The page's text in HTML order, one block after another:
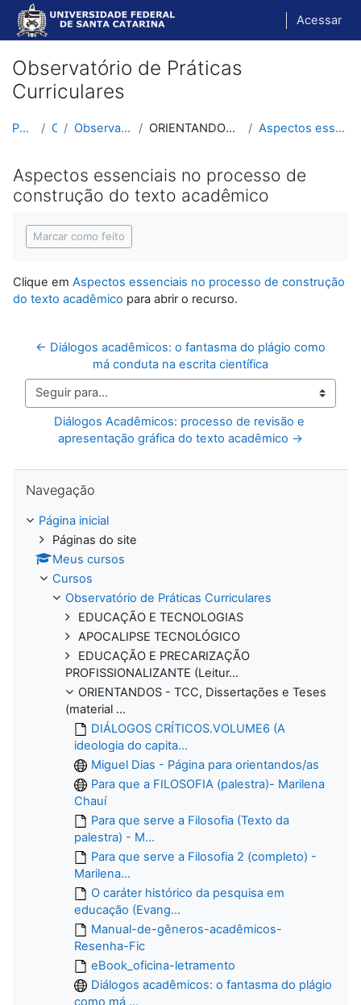
Ir para o conteúdo principal
Acessar
Observatório de Práticas
Curriculares
Página inicial Cursos Observatório de Práticas Curriculares ORIENTANDOS - TCC, Dissertações e Teses (material ... Aspectos essenciais no processo de construção do t...
Aspectos essenciais no processo de
construção do texto acadêmico
Marcar como feito
Clique em Aspectos essenciais no processo de construção
do texto acadêmico para abrir o recurso.
← Diálogos acadêmicos: o fantasma do plágio como
má conduta na escrita científica
Seguir para...
Diálogos Acadêmicos: processo de revisão e
apresentação gráfica do texto acadêmico →
Navegação
Página inicial
Páginas do site
Meus cursos
Cursos
Observatório de Práticas Curriculares
EDUCAÇÃO E TECNOLOGIAS
APOCALIPSE TECNOLÓGICO
EDUCAÇÃO E PRECARIZAÇÃO
PROFISSIONALIZANTE (Leitur...
ORIENTANDOS - TCC, Dissertações e Teses
(material ...
DIÁLOGOS CRÍTICOS.VOLUME6 (A
ideologia do capita...
Miguel Dias - Página para orientandos/as
Para que a FILOSOFIA (palestra)- Marilena
Chauí
Para que serve a Filosofia (Texto da
palestra) - M...
Para que serve a Filosofia 2 (completo) -
Marilena...
O caráter histórico da pesquisa em
educação (Evang...
Manual-de-gêneros-acadêmicos-
Resenha-Fic
eBook_oficina-letramento
Diálogos acadêmicos: o fantasma do plágio
como má ...